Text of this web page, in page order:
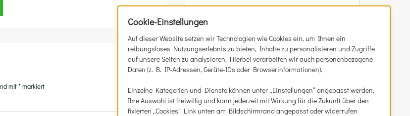
mit* markiert
Zum Online-Shop
Ticket-Vor­ver­kauf
Gut­schein kaufen
Bestell­mög­lich­kei­ten
Cookie-Einstellungen
Auf dieser Website setzen wir Technologien wie Cookies ein, um Ihnen ein
reibungsloses Nutzungserlebnis zu bieten, Inhalte zu personalisieren und Zugriffe
auf unsere Seiten zu analysieren. Hierbei verarbeiten wir auch personenbezogene
Daten (z. B. IP-Adressen, Geräte-IDs oder Browserinformationen).
Einzelne Kategorien und Dienste können unter „Einstellungen“ angepasst werden.
Ihre Auswahl ist freiwillig und kann jederzeit mit Wirkung für die Zukunft über den
fixierten „Cookies“ Link unten am Bildschirmrand angepasst oder widerrufen